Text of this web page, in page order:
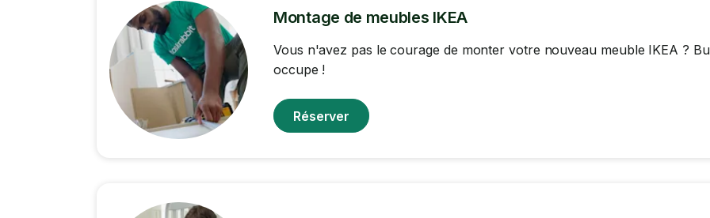
Montage de meubles IKEA
Vous n'avez pas le courage de monter votre nouveau meuble IKEA ?
occupe !
Réserver